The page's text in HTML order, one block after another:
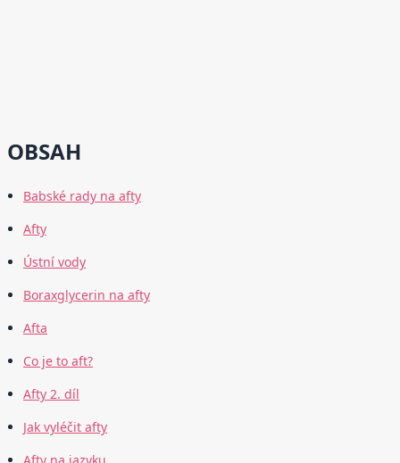
OBSAH
Babské rady na afty
Afty
Ústní vody
Boraxglycerin na afty
Afta
Co je to aft?
Afty 2. díl
Jak vyléčit afty